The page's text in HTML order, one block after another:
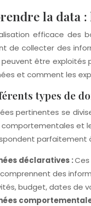
la data
efficace
de collecter des
être exploités
et comment les
types de
pertinentes se
et
parfaitement
déclaratives :
comprennent des
budget, dates de